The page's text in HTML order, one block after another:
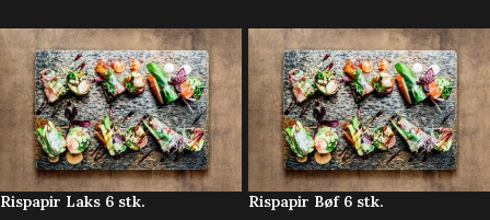
Rispapir Laks 6 stk. Rispapir Bøf 6 stk.